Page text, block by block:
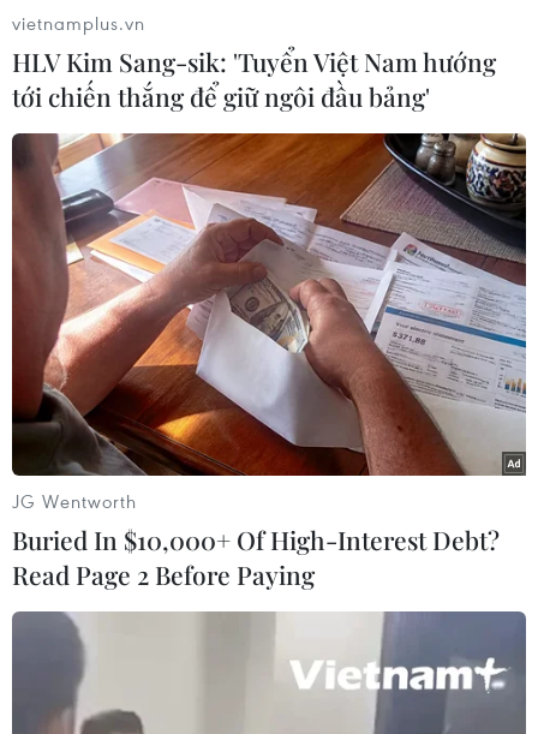
...trong đó có một điểm vùi lấp 15 người, một điểm vùi lấp 2
người. (Ảnh: TTXVN phát)
vietnamplus.vn
HLV Kim Sang-sik: 'Tuyển Việt Nam hướng
tới chiến thắng để giữ ngôi đầu bảng'
JG Wentworth
Buried In $10,000+ Of High-Interest Debt?
Read Page 2 Before Paying